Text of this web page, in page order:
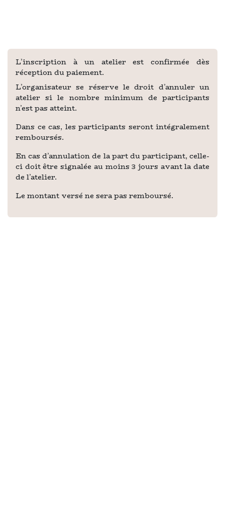
L’inscription à un atelier est confirmée dès
réception du paiement.
L’organisateur se réserve le droit d’annuler un
atelier si le nombre minimum de participants
n’est pas atteint.
Dans ce cas, les participants seront intégralement
remboursés.
En cas d’annulation de la part du participant, celle-
ci doit être signalée au moins 3 jours avant la date
de l’atelier.
Le montant versé ne sera pas remboursé.